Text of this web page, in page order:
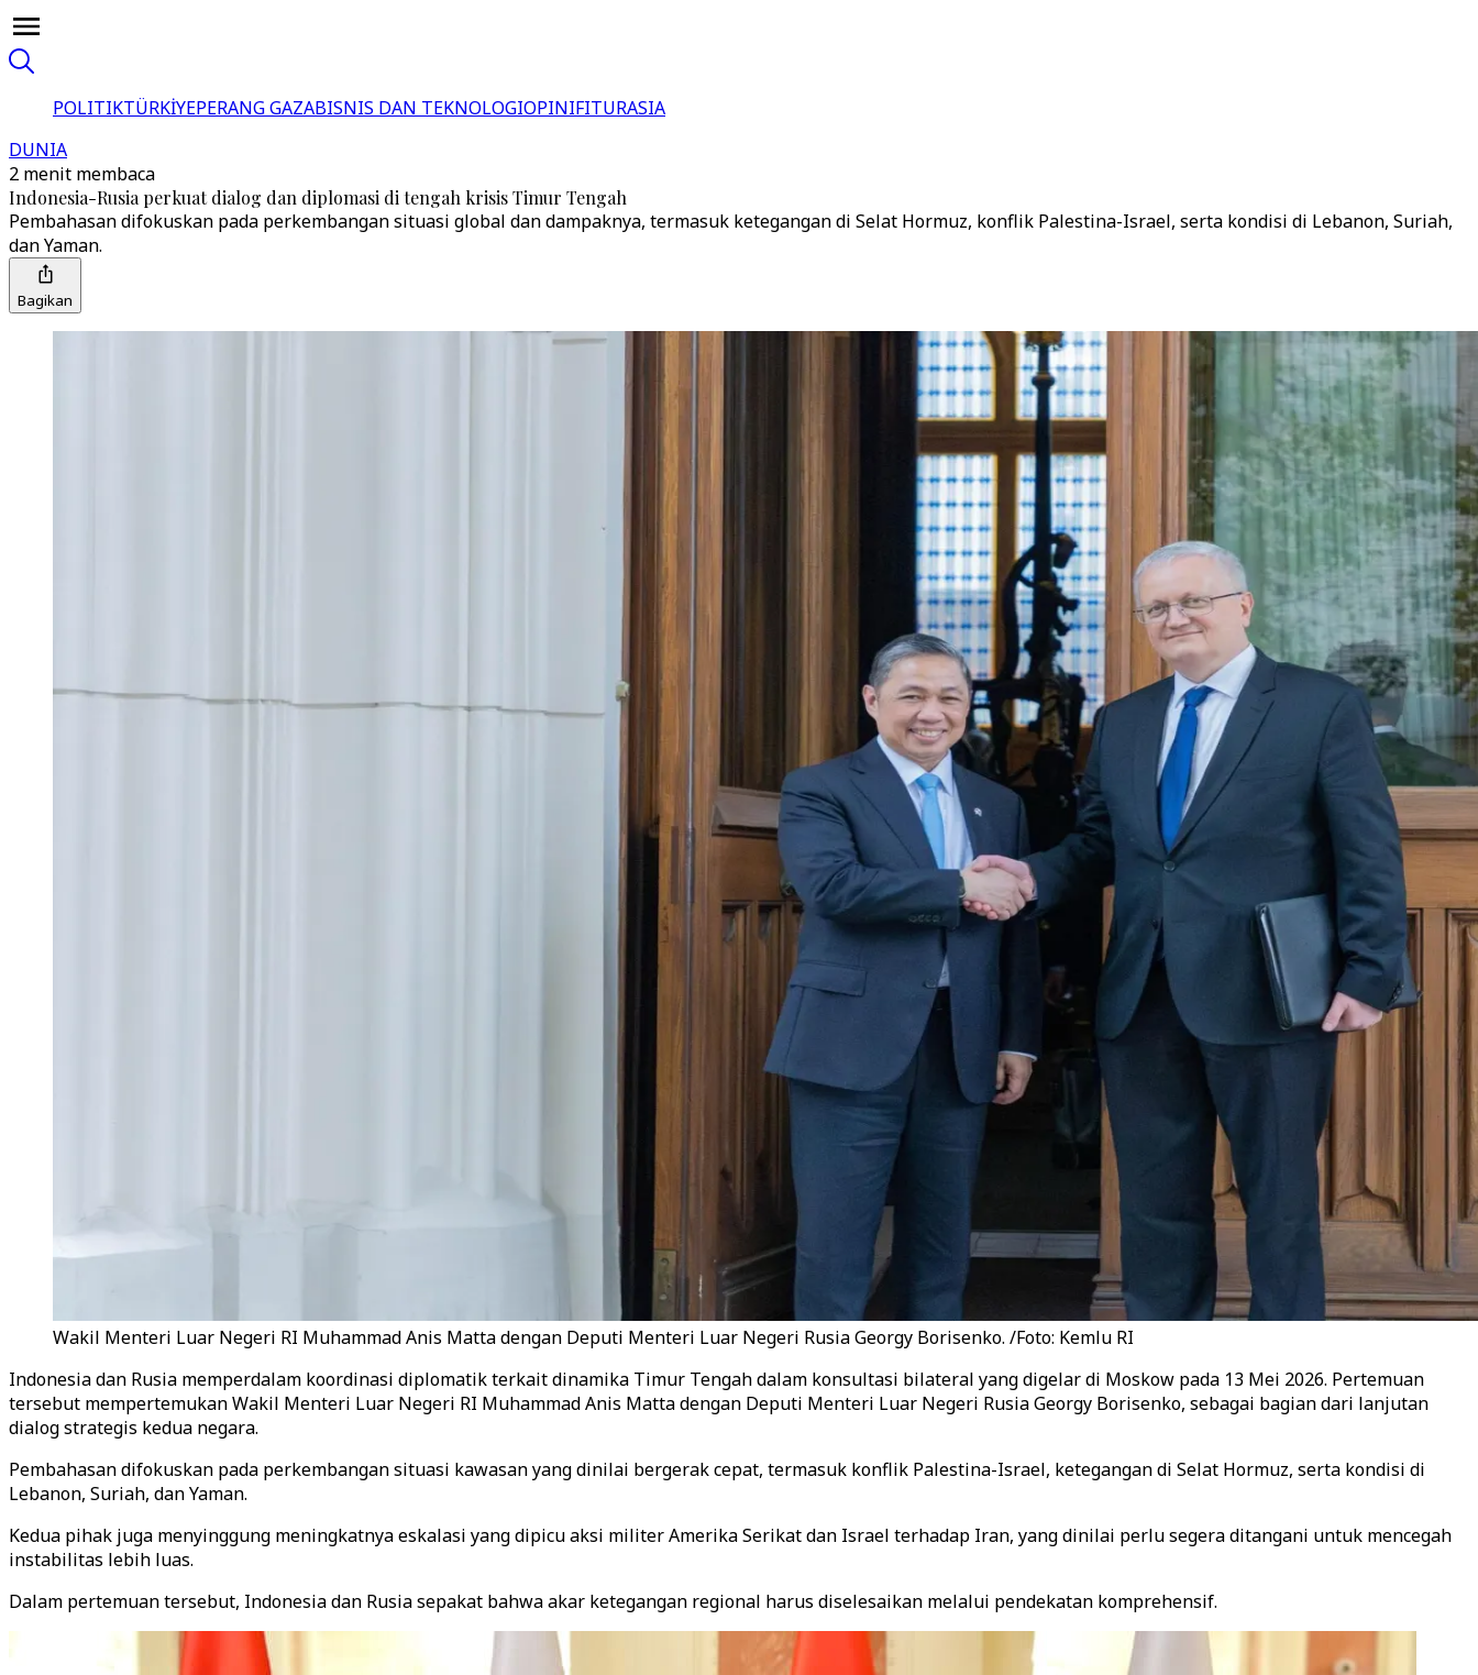
POLITIKTÜRKİYEPERANG GAZABISNIS DAN TEKNOLOGIOPINIFITURASIA
DUNIA
2 menit membaca
Indonesia-Rusia perkuat dialog dan diplomasi di tengah krisis Timur Tengah
Pembahasan difokuskan pada perkembangan situasi global dan dampaknya, termasuk ketegangan di Selat Hormuz, konflik Palestina-Israel, serta kondisi di Lebanon, Suriah,
dan Yaman.
Bagikan
Wakil Menteri Luar Negeri RI Muhammad Anis Matta dengan Deputi Menteri Luar Negeri Rusia Georgy Borisenko. /Foto: Kemlu RI
Indonesia dan Rusia memperdalam koordinasi diplomatik terkait dinamika Timur Tengah dalam konsultasi bilateral yang digelar di Moskow pada 13 Mei 2026. Pertemuan
tersebut mempertemukan Wakil Menteri Luar Negeri RI Muhammad Anis Matta dengan Deputi Menteri Luar Negeri Rusia Georgy Borisenko, sebagai bagian dari lanjutan
dialog strategis kedua negara.
Pembahasan difokuskan pada perkembangan situasi kawasan yang dinilai bergerak cepat, termasuk konflik Palestina-Israel, ketegangan di Selat Hormuz, serta kondisi di
Lebanon, Suriah, dan Yaman.
Kedua pihak juga menyinggung meningkatnya eskalasi yang dipicu aksi militer Amerika Serikat dan Israel terhadap Iran, yang dinilai perlu segera ditangani untuk mencegah
instabilitas lebih luas.
Dalam pertemuan tersebut, Indonesia dan Rusia sepakat bahwa akar ketegangan regional harus diselesaikan melalui pendekatan komprehensif.